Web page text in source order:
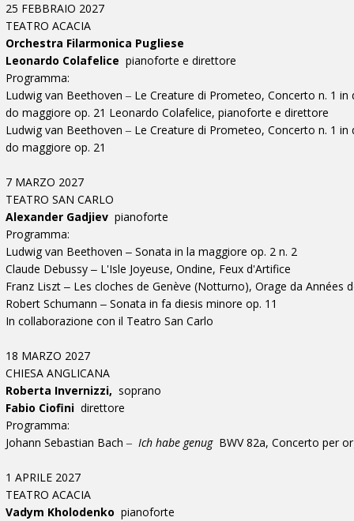
25 FEBBRAIO 2027
TEATRO ACACIA
Orchestra Filarmonica Pugliese
Leonardo Colafelice pianoforte e direttore
Programma:
Ludwig van Beethoven ‒ Le Creature di Prometeo, Concerto n. 1
do maggiore op. 21 Leonardo Colafelice, pianoforte e direttore
Ludwig van Beethoven ‒ Le Creature di Prometeo, Concerto n. 1
do maggiore op. 21
7 MARZO 2027
TEATRO SAN CARLO
Alexander Gadjiev pianoforte
Programma:
Ludwig van Beethoven ‒ Sonata in la maggiore op. 2 n. 2
Claude Debussy ‒ L'Isle Joyeuse, Ondine, Feux d'Artifice
Franz Liszt ‒ Les cloches de Genève (Notturno), Orage da Années
Robert Schumann ‒ Sonata in fa diesis minore op. 11
In collaborazione con il Teatro San Carlo
18 MARZO 2027
CHIESA ANGLICANA
Roberta Invernizzi, soprano
Fabio Ciofini direttore
Programma:
Johann Sebastian Bach ‒ Ich habe genugBWV 82a, Concerto per
1 APRILE 2027
TEATRO ACACIA
Vadym Kholodenko pianoforte